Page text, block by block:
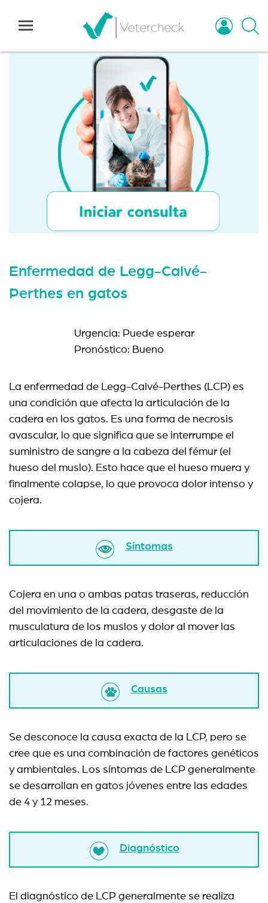
Enfermedad de Legg-Calvé-
Perthes en gatos
Urgencia: Puede esperar
Pronóstico: Bueno
La enfermedad de Legg-Calvé-Perthes (LCP) es
una condición que afecta la articulación de la
cadera en los gatos. Es una forma de necrosis
avascular, lo que significa que se interrumpe el
suministro de sangre a la cabeza del fémur (el
hueso del muslo). Esto hace que el hueso muera y
finalmente colapse, lo que provoca dolor intenso y
cojera.
Síntomas
Cojera en una o ambas patas traseras, reducción
del movimiento de la cadera, desgaste de la
musculatura de los muslos y dolor al mover las
articulaciones de la cadera.
Causas
Se desconoce la causa exacta de la LCP, pero se
cree que es una combinación de factores genéticos
y ambientales. Los síntomas de LCP generalmente
se desarrollan en gatos jóvenes entre las edades
de 4 y 12 meses.
Diagnóstico
El diagnóstico de LCP generalmente se realiza